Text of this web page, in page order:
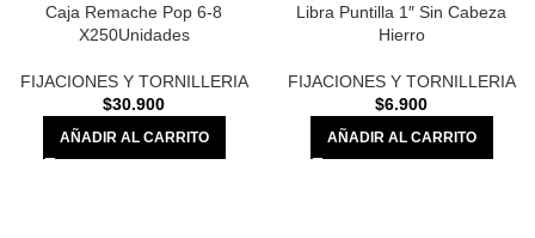
Caja Remache Pop 6-8
X250Unidades
FIJACIONES Y TORNILLERIA
$30.900
AÑADIR AL CARRITO
Libra Puntilla 1″ Sin Cabeza
Hierro
FIJACIONES Y TORNILLERIA
$6.900
AÑADIR AL CARRITO